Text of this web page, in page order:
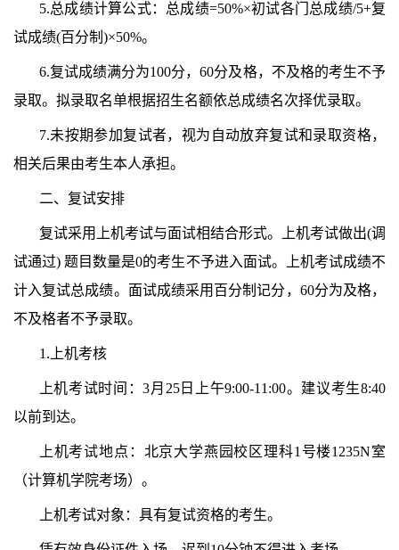
5.总成绩计算公式：总成绩=50%×初试各门总成绩/5+复
试成绩(百分制)×50%。
6.复试成绩满分为100分，60分及格，不及格的考生不予
录取。拟录取名单根据招生名额依总成绩名次择优录取。
7.未按期参加复试者，视为自动放弃复试和录取资格，
相关后果由考生本人承担。
二、复试安排
复试采用上机考试与面试相结合形式。上机考试做出(调
试通过) 题目数量是0的考生不予进入面试。上机考试成绩不
计入复试总成绩。面试成绩采用百分制记分，60分为及格，
不及格者不予录取。
1.上机考核
上机考试时间：3月25日上午9:00-11:00。 建议考生8:40
以前到达。
上机考试地点：北京大学燕园校区理科1号楼1235N室
（计算机学院考场）。
上机考试对象：具有复试资格的考生。